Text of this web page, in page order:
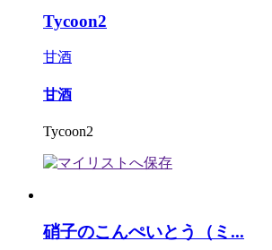
Tycoon2
甘酒
甘酒
Tycoon2
硝子のこんぺいとう（ミ...